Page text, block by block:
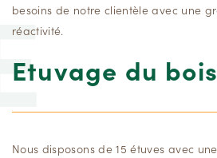
besoins de notre clientèle avec une
réactivité.
Etuvage du bois
Nous disposons de 15 étuves avec